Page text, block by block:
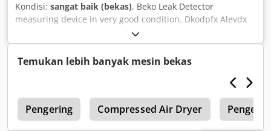
Kondisi: sangat baik (bekas), Beko Leak Detector
measuring device in very good condition. Dkodpfx Alevdx
Temukan lebih banyak mesin bekas
Pengering Compressed Air Dryer